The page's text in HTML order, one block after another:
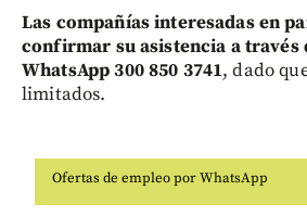
Las compañías interesadas en
confirmar su asistencia a través
WhatsApp 300 850 3741, dado
limitados.
Ofertas de empleo por WhatsApp